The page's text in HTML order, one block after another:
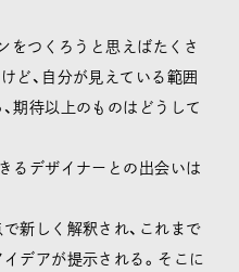
をつくろうと思えばたくさ
ど、自分が見えている範囲
期待以上のものはどうして
るデザイナーとの出会いは
新しく解釈され、これまで
デアが提示される。そこに